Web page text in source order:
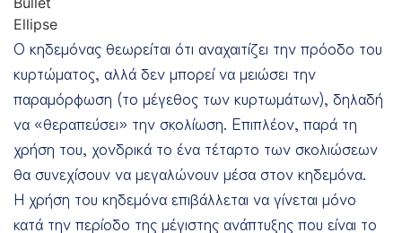
Ο κηδεμόνας θεωρείται ότι αναχαιτίζει την πρόοδο του
κυρτώματος, αλλά δεν μπορεί να μειώσει την
παραμόρφωση (το μέγεθος των κυρτωμάτων), δηλαδή
να «θεραπεύσει» την σκολίωση. Επιπλέον, παρά τη
χρήση του, χονδρικά το ένα τέταρτο των σκολιώσεων
θα συνεχίσουν να μεγαλώνουν μέσα στον κηδεμόνα.
Η χρήση του κηδεμόνα επιβάλλεται να γίνεται μόνο
κατά την περίοδο της μέγιστης ανάπτυξης που είναι το